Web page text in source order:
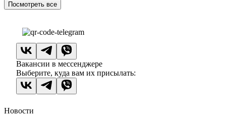
Посмотреть все
Вакансии в мессенджере
Выберите, куда вам их присылать:
Новости